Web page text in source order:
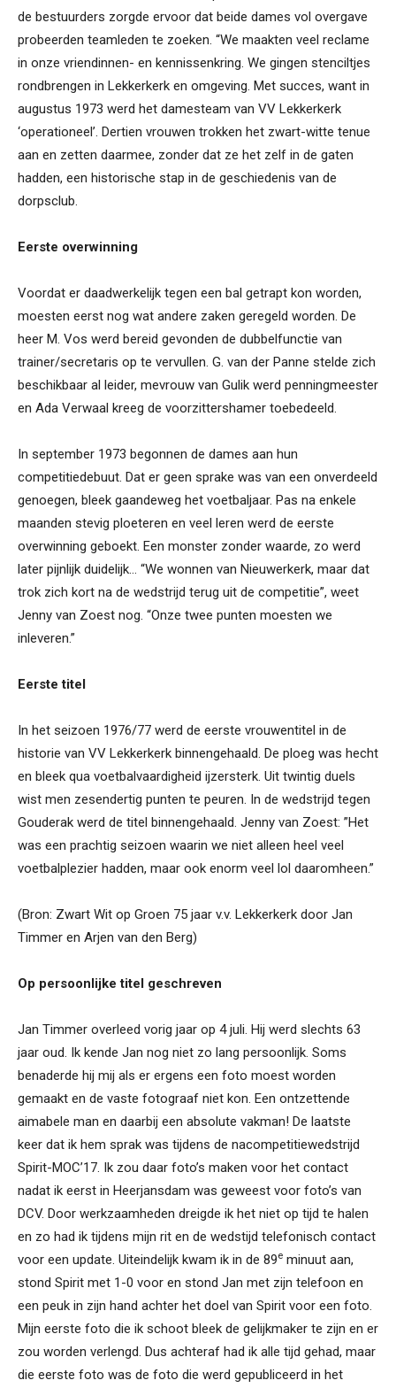
de bestuurders zorgde ervoor dat beide dames vol overgave
probeerden teamleden te zoeken. “We maakten veel reclame
in onze vriendinnen- en kennissenkring. We gingen stenciltjes
rondbrengen in Lekkerkerk en omgeving. Met succes, want in
augustus 1973 werd het damesteam van VV Lekkerkerk
‘operationeel’. Dertien vrouwen trokken het zwart-witte tenue
aan en zetten daarmee, zonder dat ze het zelf in de gaten
hadden, een historische stap in de geschiedenis van de
dorpsclub.
Eerste overwinning
Voordat er daadwerkelijk tegen een bal getrapt kon worden,
moesten eerst nog wat andere zaken geregeld worden. De
heer M. Vos werd bereid gevonden de dubbelfunctie van
trainer/secretaris op te vervullen. G. van der Panne stelde zich
beschikbaar al leider, mevrouw van Gulik werd penningmeester
en Ada Verwaal kreeg de voorzittershamer toebedeeld.
In september 1973 begonnen de dames aan hun
competitiedebuut. Dat er geen sprake was van een onverdeeld
genoegen, bleek gaandeweg het voetbaljaar. Pas na enkele
maanden stevig ploeteren en veel leren werd de eerste
overwinning geboekt. Een monster zonder waarde, zo werd
later pijnlijk duidelijk… “We wonnen van Nieuwerkerk, maar dat
trok zich kort na de wedstrijd terug uit de competitie”, weet
Jenny van Zoest nog. “Onze twee punten moesten we
inleveren.”
Eerste titel
In het seizoen 1976/77 werd de eerste vrouwentitel in de
historie van VV Lekkerkerk binnengehaald. De ploeg was hecht
en bleek qua voetbalvaardigheid ijzersterk. Uit twintig duels
wist men zesendertig punten te peuren. In de wedstrijd tegen
Gouderak werd de titel binnengehaald. Jenny van Zoest: ”Het
was een prachtig seizoen waarin we niet alleen heel veel
voetbalplezier hadden, maar ook enorm veel lol daaromheen.”
(Bron: Zwart Wit op Groen 75 jaar v.v. Lekkerkerk door Jan
Timmer en Arjen van den Berg)
Op persoonlijke titel geschreven
Jan Timmer overleed vorig jaar op 4 juli. Hij werd slechts 63
jaar oud. Ik kende Jan nog niet zo lang persoonlijk. Soms
benaderde hij mij als er ergens een foto moest worden
gemaakt en de vaste fotograaf niet kon. Een ontzettende
aimabele man en daarbij een absolute vakman! De laatste
keer dat ik hem sprak was tijdens de nacompetitiewedstrijd
Spirit-MOC’17. Ik zou daar foto’s maken voor het contact
nadat ik eerst in Heerjansdam was geweest voor foto’s van
DCV. Door werkzaamheden dreigde ik het niet op tijd te halen
en zo had ik tijdens mijn rit en de wedstijd telefonisch contact
voor een update. Uiteindelijk kwam ik in de 89e minuut aan,
stond Spirit met 1-0 voor en stond Jan met zijn telefoon en
een peuk in zijn hand achter het doel van Spirit voor een foto.
Mijn eerste foto die ik schoot bleek de gelijkmaker te zijn en er
zou worden verlengd. Dus achteraf had ik alle tijd gehad, maar
die eerste foto was de foto die werd gepubliceerd in het